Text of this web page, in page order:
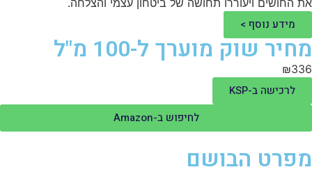
החושים ויעוררו תחושה של ביטחון עצמי והצלחה.
מידע נוסף >
שוק מוערך ל-100 מ"ל
לרכישה ב-KSP
לחיפוש ב-Amazon
הבושם